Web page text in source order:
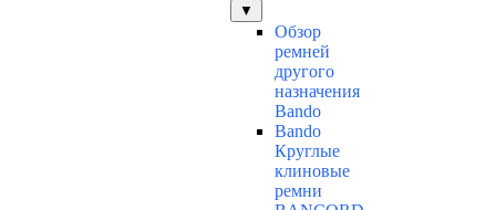
▼
Обзор
ремней
другого
назначения
Bando
Bando
Круглые
клиновые
ремни